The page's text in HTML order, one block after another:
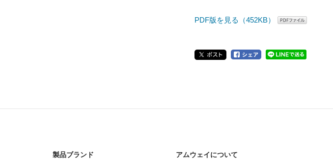
PDF版を見る（452KB）
製品ブランド アムウェイについて